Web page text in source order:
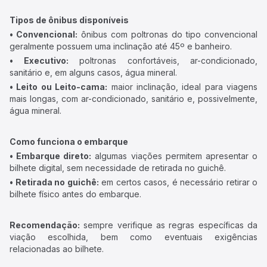
Tipos de ônibus disponíveis
• Convencional: ônibus com poltronas do tipo convencional
geralmente possuem uma inclinação até 45º e banheiro.
• Executivo: poltronas confortáveis, ar-condicionado,
sanitário e, em alguns casos, água mineral.
• Leito ou Leito-cama: maior inclinação, ideal para viagens
mais longas, com ar-condicionado, sanitário e, possivelmente,
água mineral.
Como funciona o embarque
• Embarque direto: algumas viações permitem apresentar o
bilhete digital, sem necessidade de retirada no guichê.
• Retirada no guichê: em certos casos, é necessário retirar o
bilhete físico antes do embarque.
Recomendação: sempre verifique as regras específicas da
viação escolhida, bem como eventuais exigências
relacionadas ao bilhete.